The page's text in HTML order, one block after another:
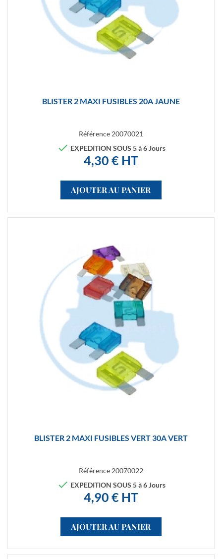
BLISTER 2 MAXI FUSIBLES 20A JAUNE
Référence 20070021
 EXPEDITION SOUS 5 à 6 Jours
4,30 € HT
AJOUTER AU PANIER
BLISTER 2 MAXI FUSIBLES VERT 30A VERT
Référence 20070022
 EXPEDITION SOUS 5 à 6 Jours
4,90 € HT
AJOUTER AU PANIER